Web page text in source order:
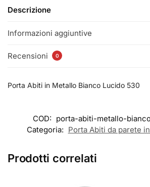
Descrizione
Informazioni aggiuntive
Recensioni 0
Porta Abiti in Metallo Bianco Lucido 530
COD: porta-abiti-metallo-
Categoria: Porta Abiti da parete
Prodotti correlati